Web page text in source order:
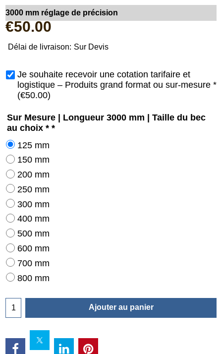
3000 mm réglage de précision
€50.00
Délai de livraison: Sur Devis
Je souhaite recevoir une cotation tarifaire et
logistique – Produits grand format ou sur-mesure *
(€50.00)
Sur Mesure | Longueur 3000 mm | Taille du bec
au choix * *
125 mm
150 mm
200 mm
250 mm
300 mm
400 mm
500 mm
600 mm
700 mm
800 mm
Ajouter au panier